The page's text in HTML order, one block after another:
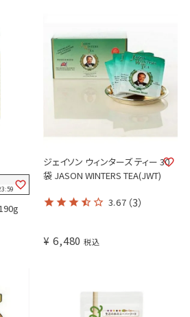
ジェイソン ウィンターズ ティー 30
袋 JASON WINTERS TEA(JWT)
3.67 （3）
¥ 6,480 税込